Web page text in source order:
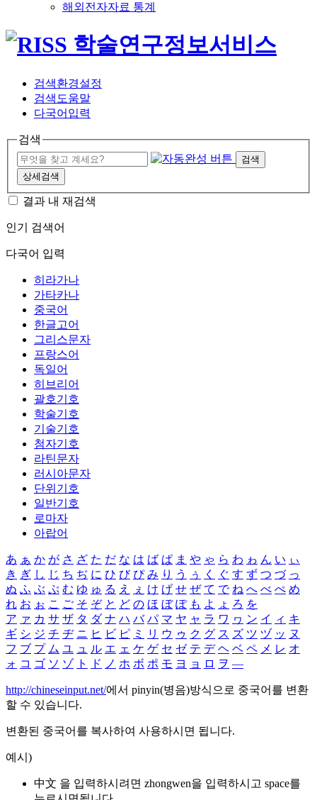
해외전자자료 통계
검색환경설정
검색도움말
다국어입력
검색
검색
상세검색
결과 내 재검색
인기 검색어
다국어 입력
히라가나
가타카나
중국어
한글고어
그리스문자
프랑스어
독일어
히브리어
괄호기호
학술기호
기술기호
첨자기호
라틴문자
러시아문자
단위기호
일반기호
로마자
아랍어
あ ぁ か が さ ざ た だ な は ば ぱ ま や ゃ ら わ ゎ ん い ぃ
き ぎ し じ ち ぢ に ひ び ぴ み り う ぅ く ぐ す ず つ づ っ
ぬ ふ ぶ ぷ む ゆ ゅ る え ぇ け げ せ ぜ て で ね へ べ ぺ め
れ お ぉ こ ご そ ぞ と ど の ほ ぼ ぽ も よ ょ ろ を
ア ァ カ サ ザ タ ダ ナ ハ バ パ マ ヤ ャ ラ ワ ヮ ン イ ィ キ
ギ シ ジ チ ヂ ニ ヒ ビ ピ ミ リ ウ ゥ ク グ ス ズ ツ ヅ ッ ヌ
フ ブ プ ム ユ ュ ル エ ェ ケ ゲ セ ゼ テ デ ヘ ベ ペ メ レ オ
ォ コ ゴ ソ ゾ ト ド ノ ホ ボ ポ モ ヨ ョ ロ ヲ ―
http://chineseinput.net/에서 pinyin(병음)방식으로 중국어를 변환
할 수 있습니다.
변환된 중국어를 복사하여 사용하시면 됩니다.
예시)
中文 을 입력하시려면 zhongwen을 입력하시고 space를